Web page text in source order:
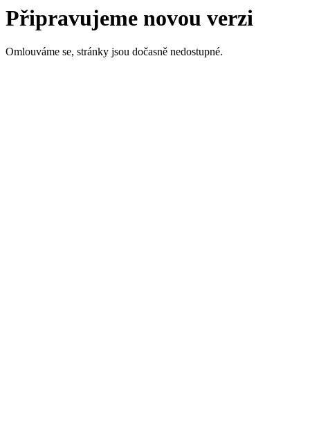
Připravujeme novou verzi
Omlouváme se, stránky jsou dočasně nedostupné.